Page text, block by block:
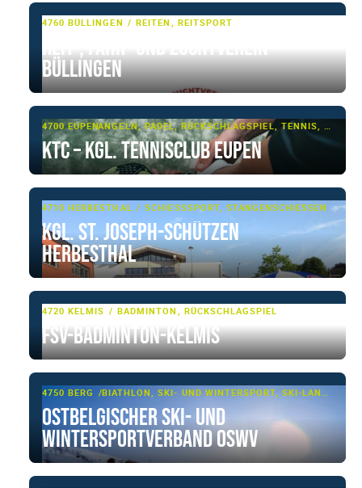
4760 BÜLLINGEN REITEN, REITSPORT
Büllingen
4700 EUPEN
KTC – Kgl. Tennisclub Eupen
4710 HERBESTHAL SCHIESSSPORT, STANGENSCHIESSEN
Kgl. St. Joseph-Schützen
Herbesthal
4720 KELMIS BADMINTON, RÜCKSCHLAGSPIEL
FSV-Badminton-Kelmis
4750 BERG
Ostbelgischer Ski- und
Wintersportverband OSWV